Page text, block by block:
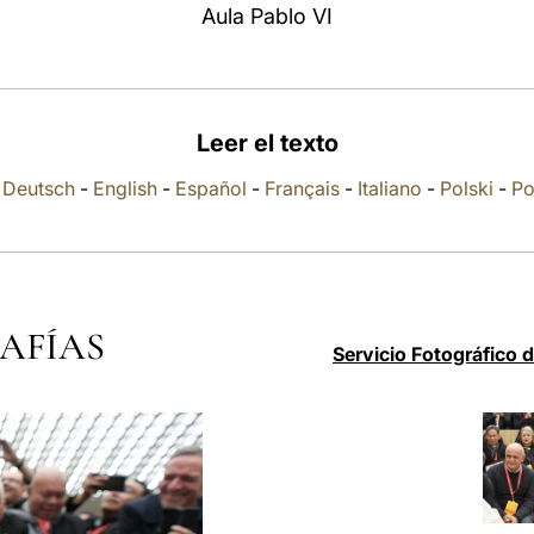
Aula Pablo VI
Leer el texto
Deutsch - English - Español - Français - Italiano - Polski -
Servicio Fotográfico